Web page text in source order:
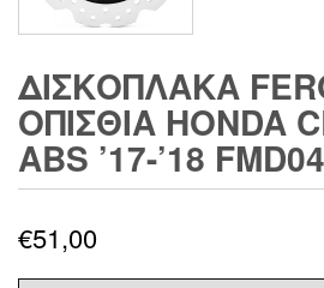
ΔΙΣΚΟΠΛΑΚΑ
ΟΠΙΣΘΙΑ HONDA
ABS ’17-’18
€51,00